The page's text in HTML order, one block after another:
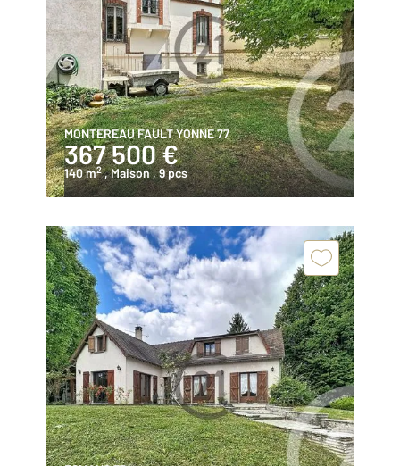
MONTEREAU FAULT YONNE 77
367 500 €
140 m2 , Maison , 9 pcs